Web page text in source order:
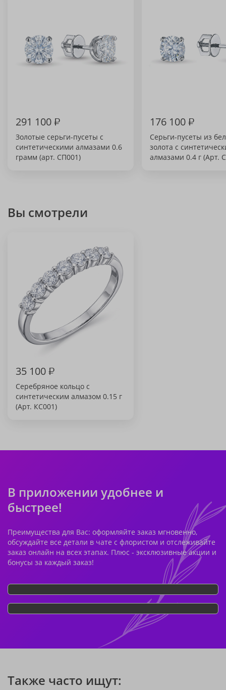
291 100₽
Золотые серьги-пусеты с
синтетическими алмазами 0.6
грамм (арт. СП001)
176 100₽
Серьги-пусеты из
золота с
алмазами 0.4 г (Арт.
Вы смотрели
35 100₽
Серебряное кольцо с
синтетическим алмазом 0.15 г
(Арт. КС001)
В приложении удобнее и
быстрее!
Преимущества для Вас: оформляйте заказ мгновенно,
обсуждайте все детали в чате с флористом и отслеживайте
заказ онлайн на всех этапах. Плюс - эксклюзивные акции и
бонусы за каждый заказ!
Также часто ищут: